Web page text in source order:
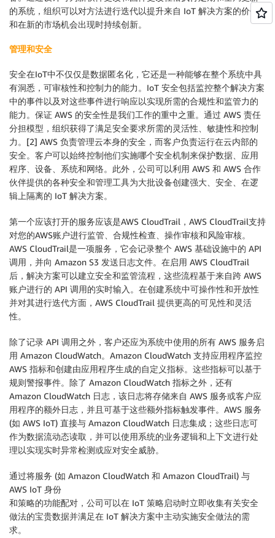
的系统，组织可以对方法进行迭代以提升来自 IoT 解决方案的价值
和在新的市场机会出现时持续创新。
管理和安全
安全在IoT中不仅仅是数据匿名化，它还是一种能够在整个系统中具
有洞悉，可审核性和控制力的能力。IoT 安全包括监控整个解决方案
中的事件以及对这些事件进行响应以实现所需的合规性和监管力的
能力。保证 AWS 的安全性是我们工作的重中之重。通过 AWS 责任
分担模型，组织获得了满足安全要求所需的灵活性、敏捷性和控制
力。[2] AWS 负责管理云本身的安全，而客户负责运行在云内部的
安全。客户可以始终控制他们实施哪个安全机制来保护数据、应用
程序、设备、系统和网络。此外，公司可以利用 AWS 和 AWS 合作
伙伴提供的各种安全和管理工具为大批设备创建强大、安全、在逻
辑上隔离的 IoT 解决方案。
第一个应该打开的服务应该是AWS CloudTrail，AWS CloudTrail支持
对您的AWS账户进行监管、合规性检查、操作审核和风险审核。
AWS CloudTrail是一项服务，它会记录整个 AWS 基础设施中的 API
调用，并向 Amazon S3 发送日志文件。在启用 AWS CloudTrail
后，解决方案可以建立安全和监管流程，这些流程基于来自跨 AWS
账户进行的 API 调用的实时输入。在创建系统中可操作性和开放性
并对其进行迭代方面，AWS CloudTrail 提供更高的可见性和灵活
性。
除了记录 API 调用之外，客户还应为系统中使用的所有 AWS 服务启
用 Amazon CloudWatch。Amazon CloudWatch 支持应用程序监控
AWS 指标和创建由应用程序生成的自定义指标。这些指标可以基于
规则警报事件。除了 Amazon CloudWatch 指标之外，还有
Amazon CloudWatch 日志，该日志将存储来自 AWS 服务或客户应
用程序的额外日志，并且可基于这些额外指标触发事件。AWS 服务
(如 AWS IoT) 直接与 Amazon CloudWatch 日志集成；这些日志可
作为数据流动态读取，并可以使用系统的业务逻辑和上下文进行处
理以实现实时异常检测或应对安全威胁。
通过将服务 (如 Amazon CloudWatch 和 Amazon CloudTrail) 与
AWS IoT 身份
和策略的功能配对，公司可以在 IoT 策略启动时立即收集有关安全
做法的宝贵数据并满足在 IoT 解决方案中主动实施安全做法的需
求。